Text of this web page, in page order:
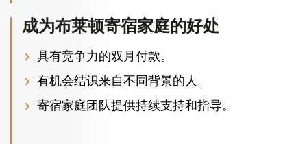
成为布莱顿寄宿家庭的好处
具有竞争力的双月付款。
有机会结识来自不同背景的人。
寄宿家庭团队提供持续支持和指导。